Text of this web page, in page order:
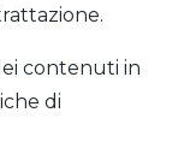
contenuti in
di